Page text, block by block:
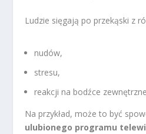
Ludzie sięgają po przekąski z
nudów,
stresu,
reakcji na bodźce
Na przykład, może to być
ulubionego programu